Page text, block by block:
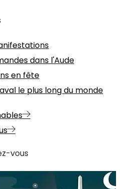
dans l'Aude
en fête
le plus long du monde
vous